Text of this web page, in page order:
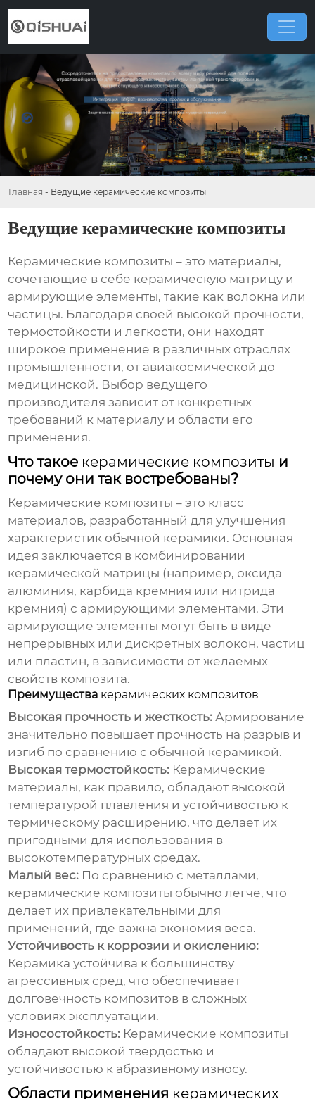
Главная - Ведущие керамические композиты
Ведущие керамические композиты
Керамические композиты – это материалы,
сочетающие в себе керамическую матрицу и
армирующие элементы, такие как волокна или
частицы. Благодаря своей высокой прочности,
термостойкости и легкости, они находят
широкое применение в различных отраслях
промышленности, от авиакосмической до
медицинской. Выбор ведущего
производителя зависит от конкретных
требований к материалу и области его
применения.
Что такое керамические композиты и
почему они так востребованы?
Керамические композиты – это класс
материалов, разработанный для улучшения
характеристик обычной керамики. Основная
идея заключается в комбинировании
керамической матрицы (например, оксида
алюминия, карбида кремния или нитрида
кремния) с армирующими элементами. Эти
армирующие элементы могут быть в виде
непрерывных или дискретных волокон, частиц
или пластин, в зависимости от желаемых
свойств композита.
Преимущества керамических композитов
Высокая прочность и жесткость: Армирование
значительно повышает прочность на разрыв и
изгиб по сравнению с обычной керамикой.
Высокая термостойкость: Керамические
материалы, как правило, обладают высокой
температурой плавления и устойчивостью к
термическому расширению, что делает их
пригодными для использования в
высокотемпературных средах.
Малый вес: По сравнению с металлами,
керамические композиты обычно легче, что
делает их привлекательными для
применений, где важна экономия веса.
Устойчивость к коррозии и окислению:
Керамика устойчива к большинству
агрессивных сред, что обеспечивает
долговечность композитов в сложных
условиях эксплуатации.
Износостойкость: Керамические композиты
обладают высокой твердостью и
устойчивостью к абразивному износу.
Области применения керамических